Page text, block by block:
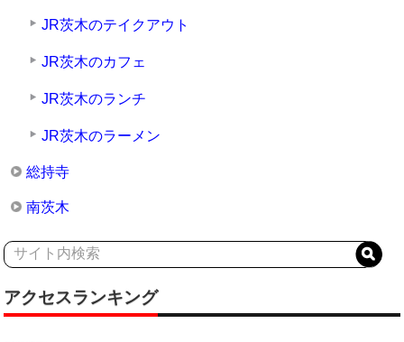
JR茨木のテイクアウト
JR茨木のカフェ
JR茨木のランチ
JR茨木のラーメン
総持寺
南茨木
アクセスランキング